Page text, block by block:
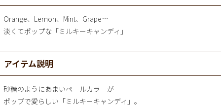
Orange、Lemon、Mint、Grape…
淡くてポップな「ミルキーキャンディ」
アイテム説明
砂糖のようにあまいペールカラーが
ポップで愛らしい「ミルキーキャンディ」。